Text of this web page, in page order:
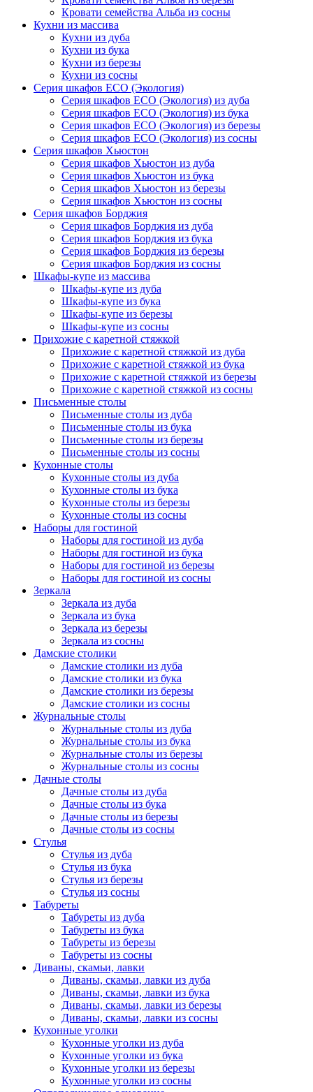
Кровати семейства Альба из сосны
Кухни из массива
Кухни из дуба
Кухни из бука
Кухни из березы
Кухни из сосны
Серия шкафов ECO (Экология)
Серия шкафов ECO (Экология) из дуба
Серия шкафов ECO (Экология) из бука
Серия шкафов ECO (Экология) из березы
Серия шкафов ECO (Экология) из сосны
Серия шкафов Хьюстон
Серия шкафов Хьюстон из дуба
Серия шкафов Хьюстон из бука
Серия шкафов Хьюстон из березы
Серия шкафов Хьюстон из сосны
Серия шкафов Борджия
Серия шкафов Борджия из дуба
Серия шкафов Борджия из бука
Серия шкафов Борджия из березы
Серия шкафов Борджия из сосны
Шкафы-купе из массива
Шкафы-купе из дуба
Шкафы-купе из бука
Шкафы-купе из березы
Шкафы-купе из сосны
Прихожие с каретной стяжкой
Прихожие с каретной стяжкой из дуба
Прихожие с каретной стяжкой из бука
Прихожие с каретной стяжкой из березы
Прихожие с каретной стяжкой из сосны
Письменные столы
Письменные столы из дуба
Письменные столы из бука
Письменные столы из березы
Письменные столы из сосны
Кухонные столы
Кухонные столы из дуба
Кухонные столы из бука
Кухонные столы из березы
Кухонные столы из сосны
Наборы для гостиной
Наборы для гостиной из дуба
Наборы для гостиной из бука
Наборы для гостиной из березы
Наборы для гостиной из сосны
Зеркала
Зеркала из дуба
Зеркала из бука
Зеркала из березы
Зеркала из сосны
Дамские столики
Дамские столики из дуба
Дамские столики из бука
Дамские столики из березы
Дамские столики из сосны
Журнальные столы
Журнальные столы из дуба
Журнальные столы из бука
Журнальные столы из березы
Журнальные столы из сосны
Дачные столы
Дачные столы из дуба
Дачные столы из бука
Дачные столы из березы
Дачные столы из сосны
Стулья
Стулья из дуба
Стулья из бука
Стулья из березы
Стулья из сосны
Табуреты
Табуреты из дуба
Табуреты из бука
Табуреты из березы
Табуреты из сосны
Диваны, скамьи, лавки
Диваны, скамьи, лавки из дуба
Диваны, скамьи, лавки из бука
Диваны, скамьи, лавки из березы
Диваны, скамьи, лавки из сосны
Кухонные уголки
Кухонные уголки из дуба
Кухонные уголки из бука
Кухонные уголки из березы
Кухонные уголки из сосны